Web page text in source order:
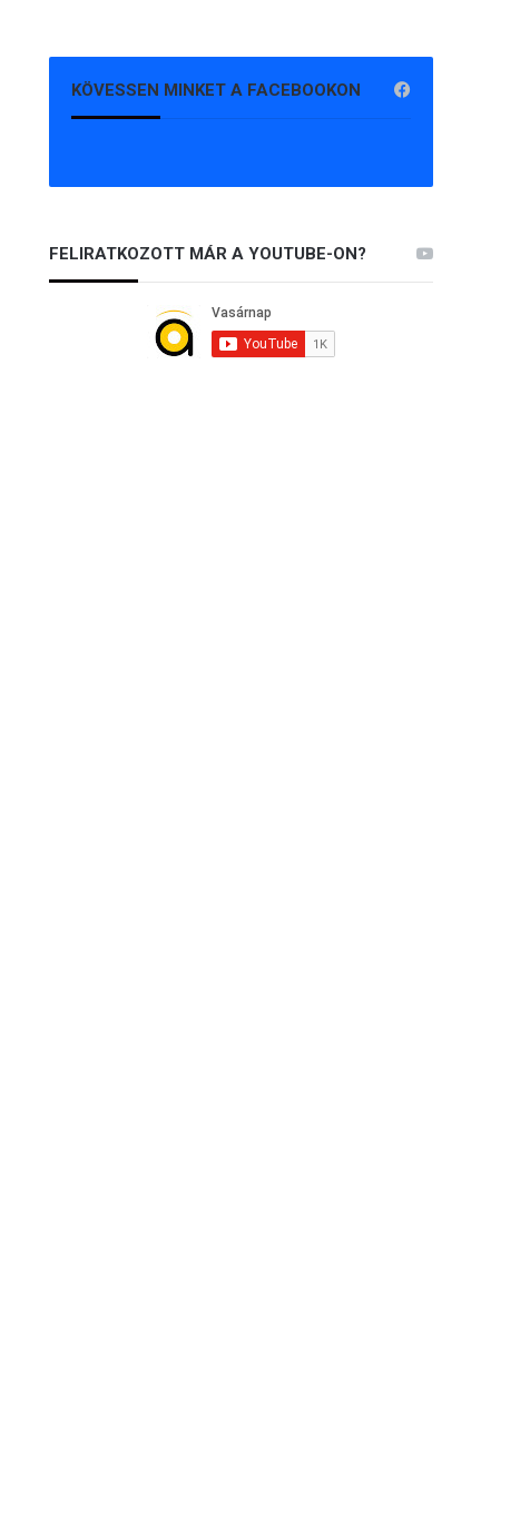
KÖVESSEN MINKET A FACEBOOKON
FELIRATKOZOTT MÁR A YOUTUBE-ON?